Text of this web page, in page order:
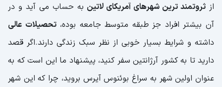
از ثروتمند ترین شهرهای آمریکای لاتین به حساب می آید و در
آن بیشتر افراد جز طبقه متوسط جامعه بوده،تحصیلات عالی
داشته و شرایط بسیار خوبی از نظر سبک زندگی دارند.اگر قصد
دارید تا به کشور آرژانتین سفر کنید، پیشنهاد ما این است که به
عنوان اولین شهر به سراغ بوئنوس آیرس بروید، چرا که این شهر